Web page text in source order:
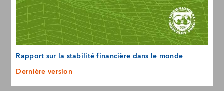
Rapport sur la stabilité financière dans le monde
Dernière version